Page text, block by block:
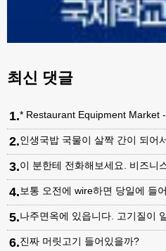
최신 댓글
1.* Restaurant Equipment Market
2.인생국밥 국물이 살짝 간이 되어
3.이 분한테 전화해보세요. 비즈니
4.보통 오전에 wire하면 당일에 들
5.나주면옥에 있읍니다. 고기질이
6.진짜 머릿고기 들어있을까?